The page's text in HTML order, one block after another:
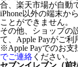
合、楽天市場が自動
iPhone以外の端末か
ことができません。
その他、ショップの
て、Apple Payがご利
※Apple Payでのお支
でご連絡 ください。
セブンイレブン（前